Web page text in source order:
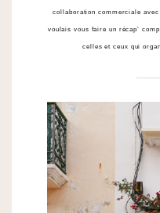
collaboration commerciale avec
voulais vous faire un récap’
celles et ceux qui